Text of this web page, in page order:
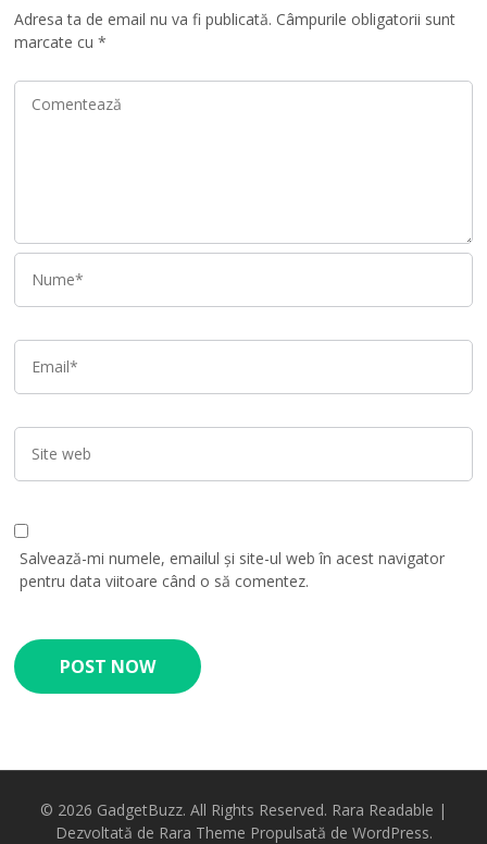
Adresa ta de email nu va fi publicată. Câmpurile obligatorii sunt
marcate cu*
Salvează-mi numele, emailul și site-ul web în acest navigator
pentru data viitoare când o să comentez.
© 2026 GadgetBuzz. All Rights Reserved. Rara Readable |
Dezvoltată de Rara Theme Propulsată de WordPress.